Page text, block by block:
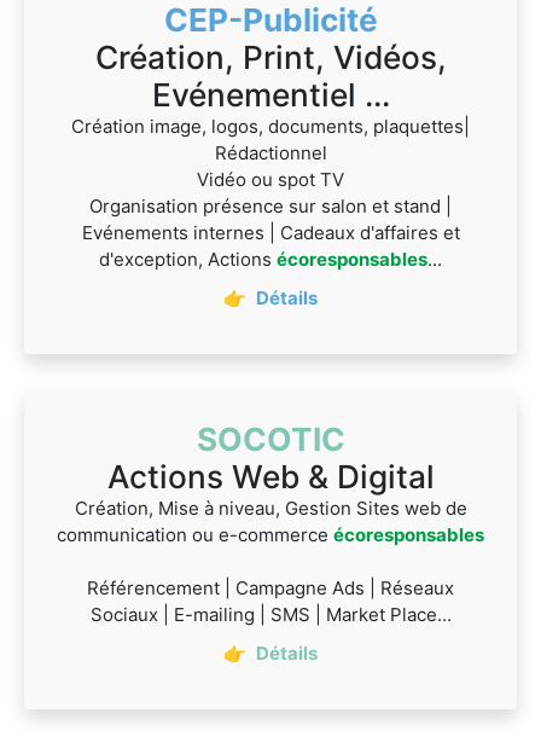
CEP-Publicité
Création, Print, Vidéos,
Evénementiel ...
Création image, logos, documents, plaquettes|
Rédactionnel
Vidéo ou spot TV
Organisation présence sur salon et stand |
Evénements internes | Cadeaux d'affaires et
d'exception, Actions écoresponsables...
👉 Détails
SOCOTIC
Actions Web & Digital
Création, Mise à niveau, Gestion Sites web de
communication ou e-commerce écoresponsables
Référencement | Campagne Ads | Réseaux
Sociaux | E-mailing | SMS | Market Place...
👉 Détails